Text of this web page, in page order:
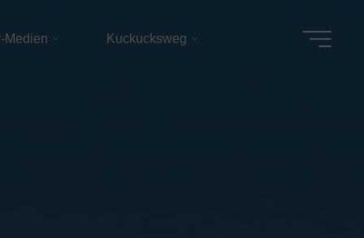
Medien Kuckucksweg